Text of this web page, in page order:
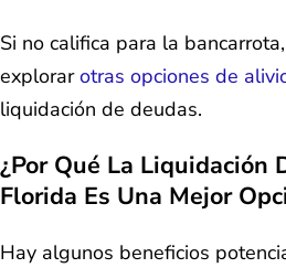
Si no califica para la
explorarotras opciones de
liquidación de deudas.
¿Por Qué La Liquidación
Florida Es Una Mejor
Hay algunos beneficios